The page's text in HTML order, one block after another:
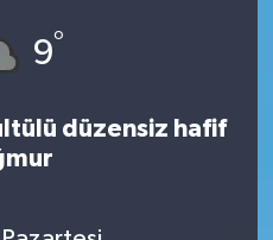
9°
düzensiz hafif